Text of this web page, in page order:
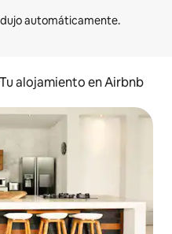
Tu alojamiento en Airbnb